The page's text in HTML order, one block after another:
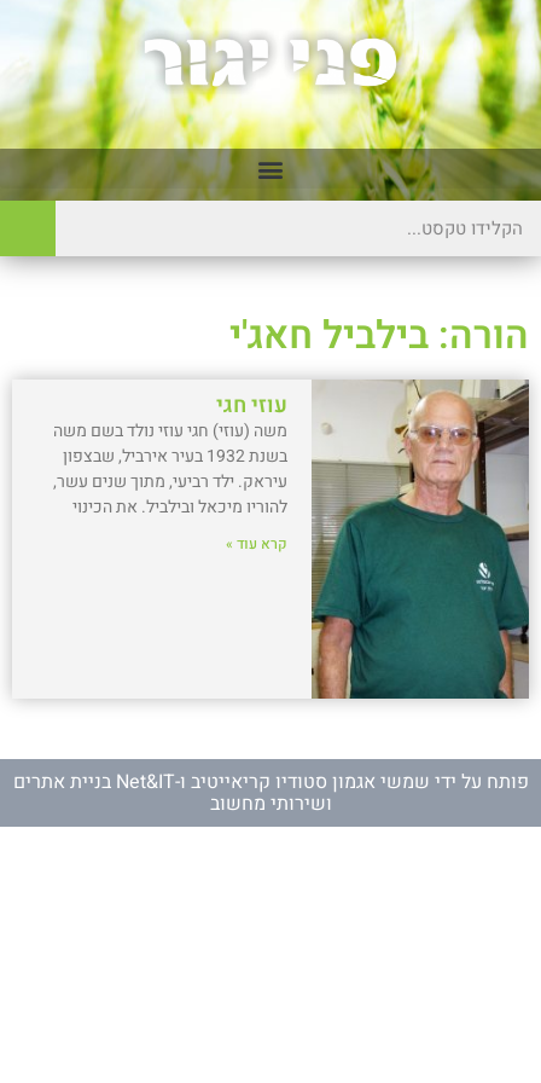
הורה: בילביל חאג'י
עוזי חגי
משה (עוזי) חגי עוזי נולד בשם משה
בשנת 1932 בעיר אירביל, שבצפון
עיראק. ילד רביעי, מתוך שנים עשר,
להוריו מיכאל ובילביל. את הכינוי
קרא עוד »
פותח על ידי שמשי אגמון סטודיו קריאייטיב ו- Net&IT בניית אתרים
ושירותי מחשוב